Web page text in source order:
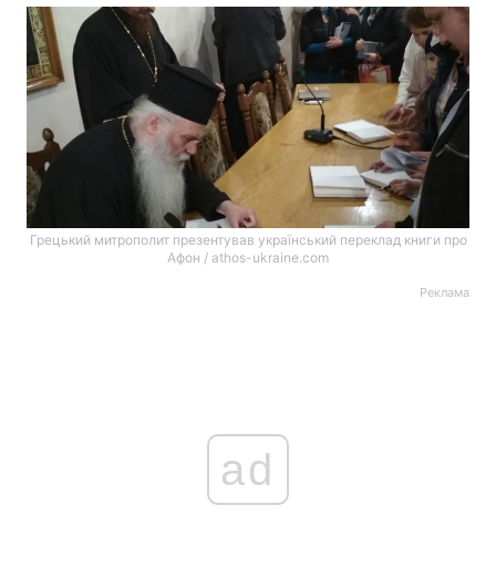
Грецький митрополит презентував український переклад книги про
Афон / athos-ukraine.com
Реклама
ad